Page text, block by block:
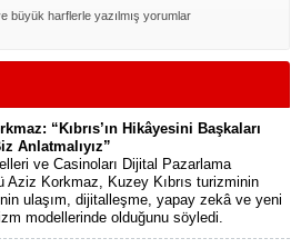
büyük harflerle yazılmış yorumlar
“Kıbrıs’ın Hikâyesini Başkaları
Anlatmalıyız”
ve Casinoları Dijital Pazarlama
Aziz Korkmaz, Kuzey Kıbrıs turizminin
ulaşım, dijitalleşme, yapay zekâ ve yeni
modellerinde olduğunu söyledi.